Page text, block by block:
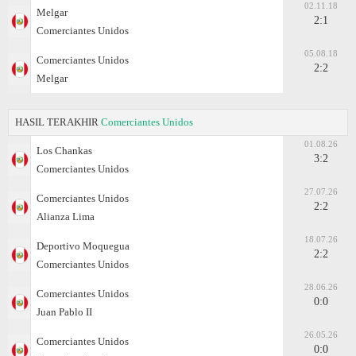
Melgar
Comerciantes Unidos
02.11.18
2:1
Comerciantes Unidos
Melgar
05.08.18
2:2
HASIL TERAKHIR Comerciantes Unidos
Los Chankas
Comerciantes Unidos
01.08.26
3:2
Comerciantes Unidos
Alianza Lima
27.07.26
2:2
Deportivo Moquegua
Comerciantes Unidos
18.07.26
2:2
Comerciantes Unidos
Juan Pablo II
28.06.26
0:0
Comerciantes Unidos
26.05.26
0:0